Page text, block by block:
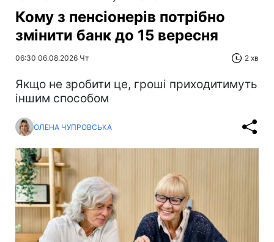
Кому з пенсіонерів потрібно
змінити банк до 15 вересня
06:30 06.08.2026 Чт 2 хв
Якщо не зробити це, гроші приходитимуть
іншим способом
ОЛЕНА ЧУПРОВСЬКА